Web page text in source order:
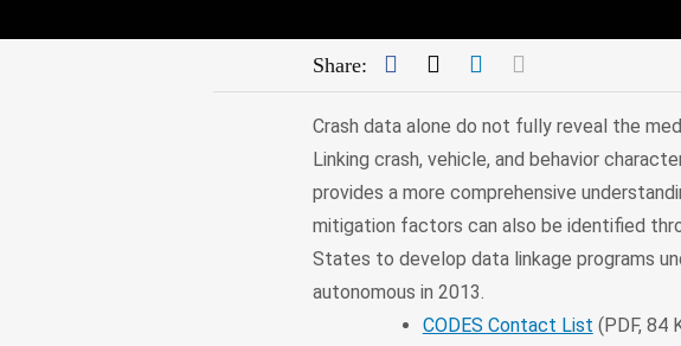
Share: Facebook
TwitterLinkedIn
Crash data alone do not fully reveal the
Linking crash, vehicle, and behavior
provides a more comprehensive
mitigation factors can also be identified
States to develop data linkage programs
autonomous in 2013.
CODES Contact List (PDF, 84